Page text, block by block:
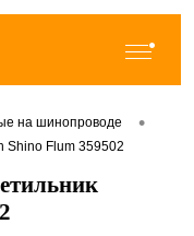
на шинопроводе •
Shino Flum 359502